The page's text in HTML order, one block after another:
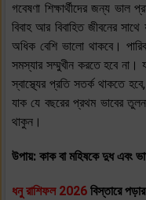
গবেষণা শিক্ষার্থীদের জন্য ভাল
বিবাহ আর বিবাহিত জীবনের
অধিক বেশি ভালো থাকবে।
সমস্যার সম্মুখীন করতে হবে না।
স্বাস্থ্যের প্রতি সতর্ক থাকতে
যাক যে বছরের প্রথম ভাবের
থাকুন।
উপায়: কাক বা মহিষকে দুধ এবং
ধনুরাশিফল 2026 বিস্তারে